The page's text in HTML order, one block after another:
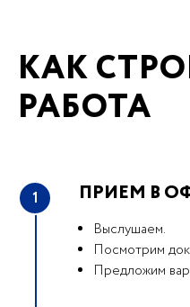
КАК
РАБОТА
1 ПРИЕМ В
Выслушаем.
Посмотрим
Предложим